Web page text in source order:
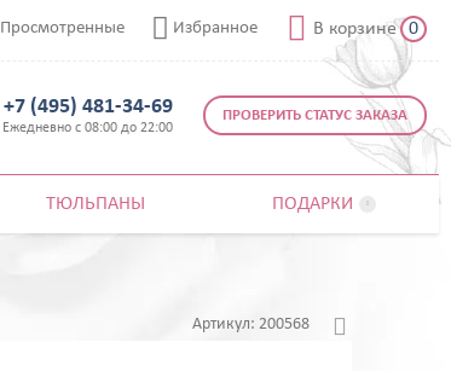
+7 (495) 481-34-69
Ежедневно с 08:00 до 22:00
Просмотренные  Избранное  В корзине 0
ПРОВЕРИТЬ СТАТУС ЗАКАЗА
ТЮЛЬПАНЫ ПОДАРКИ
Артикул: 200568 